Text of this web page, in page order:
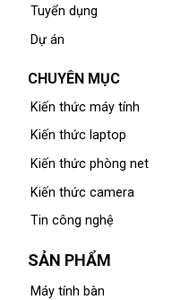
Tuyển dụng
Dự án
CHUYÊN MỤC
Kiến thức máy tính
Kiến thức laptop
Kiến thức phòng net
Kiến thức camera
Tin công nghệ
SẢN PHẨM
Máy tính bàn